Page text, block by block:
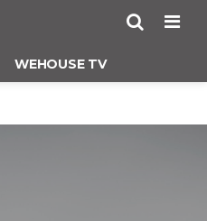
WEHOUSE TV